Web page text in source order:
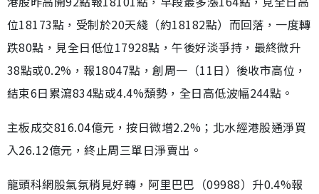
位18173點，受制於20天綫（約18182點）而回落，一度轉
跌80點，見全日低位17928點，午後好淡爭持，最終微升
38點或0.2%，報18047點，創周一（11日）後收市高位，
結束6日累瀉834點或4.4%頹勢，全日高低波幅244點。
主板成交816.04億元，按日微增2.2%；北水經港股通淨買
入26.12億元，終止周三單日淨賣出。
龍頭科網股氣氛稍見好轉，阿里巴巴（09988）升0.4%報